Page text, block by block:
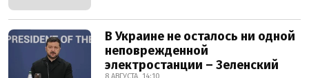
В Украине не осталось ни одной
неповрежденной
электростанции – Зеленский